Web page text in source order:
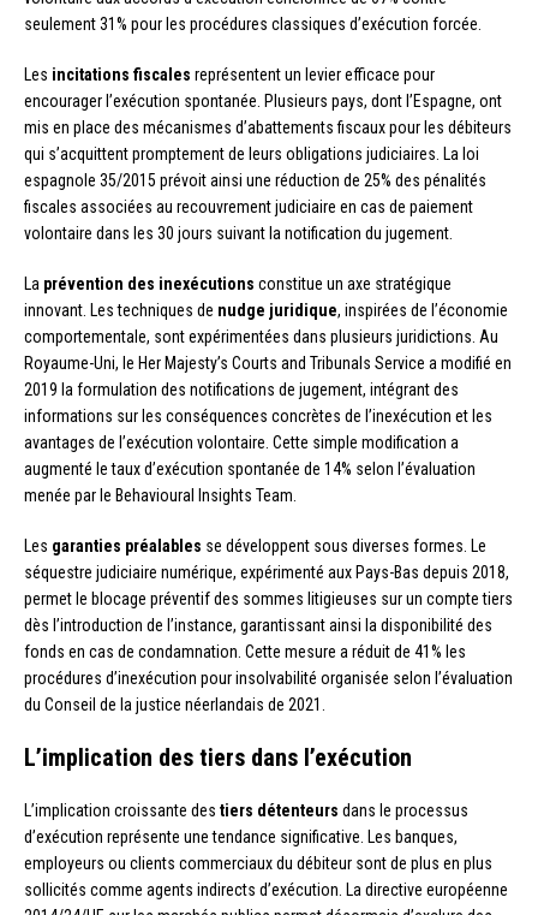
seulement 31% pour les procédures classiques d’exécution forcée.
Les incitations fiscales représentent un levier efficace pour
encourager l’exécution spontanée. Plusieurs pays, dont l’Espagne, ont
mis en place des mécanismes d’abattements fiscaux pour les débiteurs
qui s’acquittent promptement de leurs obligations judiciaires. La loi
espagnole 35/2015 prévoit ainsi une réduction de 25% des pénalités
fiscales associées au recouvrement judiciaire en cas de paiement
volontaire dans les 30 jours suivant la notification du jugement.
La prévention des inexécutions constitue un axe stratégique
innovant. Les techniques de nudge juridique, inspirées de l’économie
comportementale, sont expérimentées dans plusieurs juridictions. Au
Royaume-Uni, le Her Majesty’s Courts and Tribunals Service a modifié en
2019 la formulation des notifications de jugement, intégrant des
informations sur les conséquences concrètes de l’inexécution et les
avantages de l’exécution volontaire. Cette simple modification a
augmenté le taux d’exécution spontanée de 14% selon l’évaluation
menée par le Behavioural Insights Team.
Les garanties préalables se développent sous diverses formes. Le
séquestre judiciaire numérique, expérimenté aux Pays-Bas depuis 2018,
permet le blocage préventif des sommes litigieuses sur un compte tiers
dès l’introduction de l’instance, garantissant ainsi la disponibilité des
fonds en cas de condamnation. Cette mesure a réduit de 41% les
procédures d’inexécution pour insolvabilité organisée selon l’évaluation
du Conseil de la justice néerlandais de 2021.
L’implication des tiers dans l’exécution
L’implication croissante des tiers détenteurs dans le processus
d’exécution représente une tendance significative. Les banques,
employeurs ou clients commerciaux du débiteur sont de plus en plus
sollicités comme agents indirects d’exécution. La directive européenne